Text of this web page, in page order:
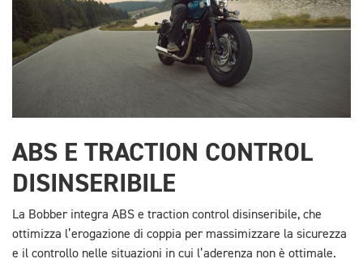
ABS E TRACTION CONTROL
DISINSERIBILE
La Bobber integra ABS e traction control disinseribile, che
ottimizza l’erogazione di coppia per massimizzare la sicurezza
e il controllo nelle situazioni in cui l’aderenza non è ottimale.